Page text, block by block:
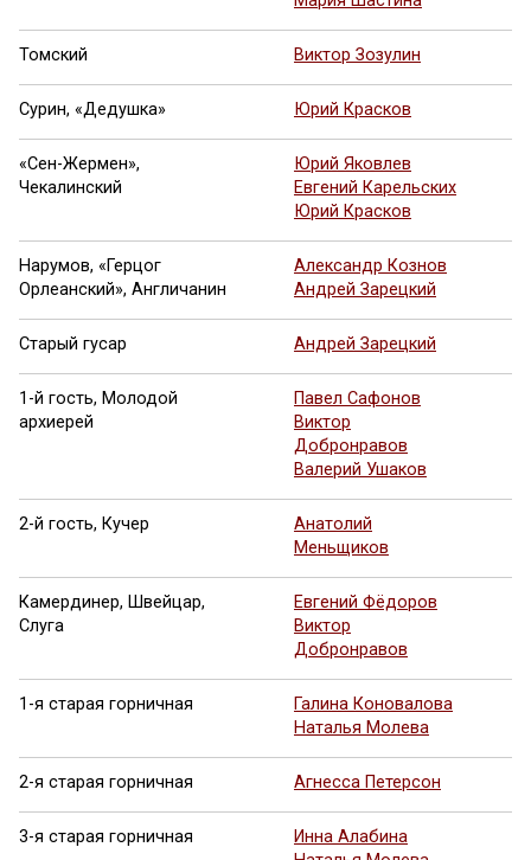
Томский Виктор Зозулин
Сурин, «Дедушка» Юрий Красков
«Сен-Жермен»,
Чекалинский
Юрий Яковлев
Евгений Карельских
Юрий Красков
Нарумов, «Герцог
Орлеанский», Англичанин
Александр Кознов
Андрей Зарецкий
Старый гусар Андрей Зарецкий
1-й гость, Молодой
архиерей
Павел Сафонов
Виктор
Добронравов
Валерий Ушаков
2-й гость, Кучер
Анатолий
Меньщиков
Камердинер, Швейцар,
Слуга
Евгений Фёдоров
Виктор
Добронравов
1-я старая горничная
Галина Коновалова
Наталья Молева
2-я старая горничная Агнесса Петерсон
3-я старая горничная
Инна Алабина